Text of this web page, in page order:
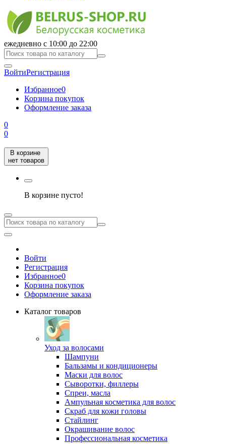
ежедневно с 10:00 до 22:00
ВойтиРегистрация
Избранное0
Корзина покупок
Оформление заказа
0
0
В корзине
нет товаров
В корзине пусто!
Войти
Регистрация
Избранное0
Корзина покупок
Оформление заказа
Каталог товаров
Уход за волосами
Шампуни
Бальзамы и кондиционеры
Маски для волос
Сыворотки, филлеры
Спреи, масла
Ампульная косметика для волос
Скраб для кожи головы
Стайлинг
Окрашивание волос
Профессиональная косметика